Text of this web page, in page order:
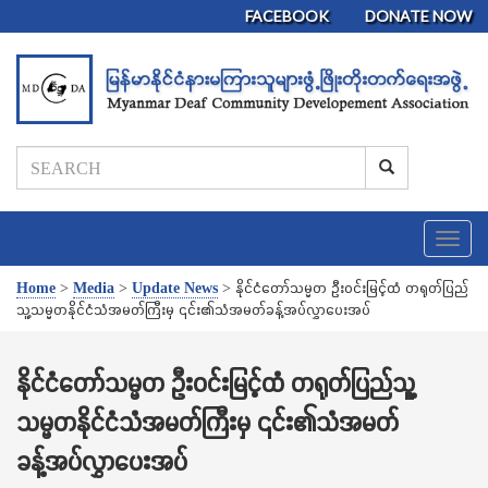
FACEBOOK DONATE NOW
T
o
g
Home > Media > Update News > နိုင်ငံတော်သမ္မတ ဦးဝင်းမြင့်ထံ တရုတ်ပြည်
သူ့သမ္မတနိုင်ငံသံအမတ်ကြီးမှ ၎င်း၏သံအမတ်ခန့်အပ်လွှာပေးအပ်
နိုင်ငံတော်သမ္မတ ဦးဝင်းမြင့်ထံ တရုတ်ပြည်သူ့
သမ္မတနိုင်ငံသံအမတ်ကြီးမှ ၎င်း၏သံအမတ်
ခန့်အပ်လွှာပေးအပ်